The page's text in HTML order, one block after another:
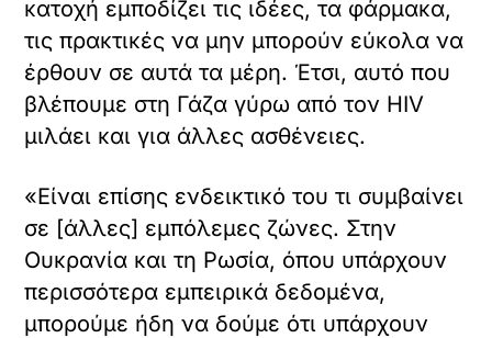
κατοχή εμποδίζει τις ιδέες, τα φάρμακα,
τις πρακτικές να μην μπορούν εύκολα να
έρθουν σε αυτά τα μέρη. Έτσι, αυτό που
βλέπουμε στη Γάζα γύρω από τον HIV
μιλάει και για άλλες ασθένειες.
«Είναι επίσης ενδεικτικό του τι συμβαίνει
σε [άλλες] εμπόλεμες ζώνες. Στην
Ουκρανία και τη Ρωσία, όπου υπάρχουν
περισσότερα εμπειρικά δεδομένα,
μπορούμε ήδη να δούμε ότι υπάρχουν